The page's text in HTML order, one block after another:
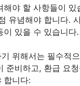
해야 할 사항들이
유념해야 합니다.
이 있을 수 있습니다.
위해서는 필수적
준비하고, 환급 요
합니다: